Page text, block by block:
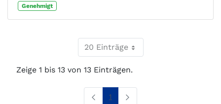
Genehmigt
20 Einträge
Zeige 1 bis 13 von 13 Einträgen.
Seite
1